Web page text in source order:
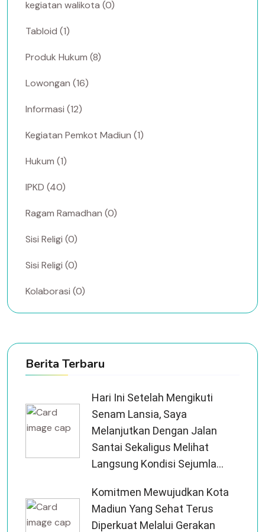
kegiatan walikota (0)
Tabloid (1)
Produk Hukum (8)
Lowongan (16)
Informasi (12)
Kegiatan Pemkot Madiun (1)
Hukum (1)
IPKD (40)
Ragam Ramadhan (0)
Sisi Religi (0)
Sisi Religi (0)
Kolaborasi (0)
Berita Terbaru
Hari Ini Setelah Mengikuti
Senam Lansia, Saya
Melanjutkan Dengan Jalan
Santai Sekaligus Melihat
Langsung Kondisi Sejumla...
Komitmen Mewujudkan Kota
Madiun Yang Sehat Terus
Diperkuat Melalui Gerakan